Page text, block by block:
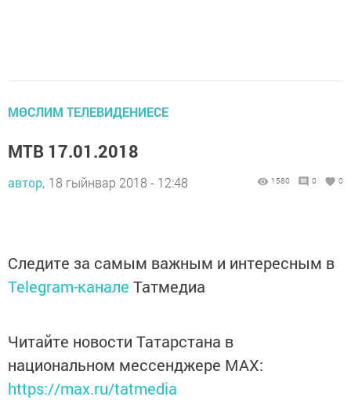
МӨСЛИМ ТЕЛЕВИДЕНИЕСЕ
МТВ 17.01.2018
автор, 18 гыйнвар 2018 - 12:48 1580 0 0
Следите за самым важным и интересным в
Telegram-канале Татмедиа
Читайте новости Татарстана в
национальном мессенджере MАХ:
https://max.ru/tatmedia